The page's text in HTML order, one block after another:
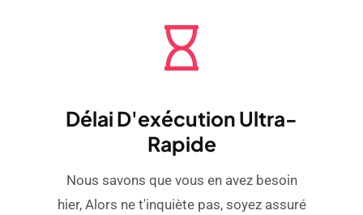
Délai D'exécution Ultra-
Rapide
Nous savons que vous en avez besoin
hier, Alors ne t'inquiète pas, soyez assuré